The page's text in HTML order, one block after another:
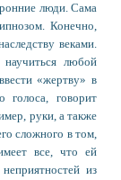
люди. Сама
Конечно,
веками.
любой
«жертву» в
голоса, говорит
руки, а также
сложного в том,
все, что ей
из